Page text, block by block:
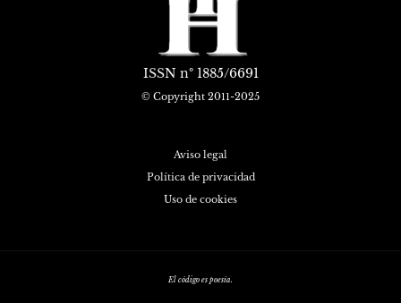
ISSN nº 1885/6691
© Copyright 2011-2025
Aviso legal
Política de privacidad
Uso de cookies
El código es poesía.